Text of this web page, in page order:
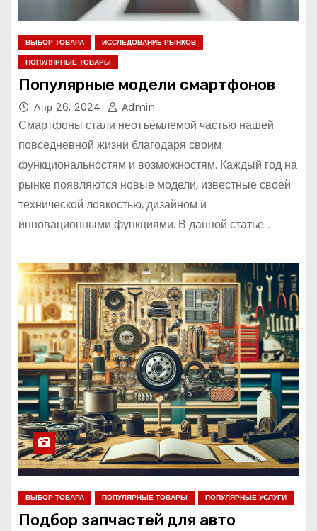
ВЫБОР ТОВАРА
ИССЛЕДОВАНИЕ РЫНКОВ
ПОПУЛЯРНЫЕ ТОВАРЫ
Популярные модели смартфонов
Апр 26, 2024 Admin
Смартфоны стали неотъемлемой частью нашей
повседневной жизни благодаря своим
функциональностям и возможностям. Каждый год на
рынке появляются новые модели, известные своей
технической ловкостью, дизайном и
инновационными функциями. В данной статье…
ВЫБОР ТОВАРА ПОПУЛЯРНЫЕ ТОВАРЫ ПОПУЛЯРНЫЕ УСЛУГИ
Подбор запчастей для авто